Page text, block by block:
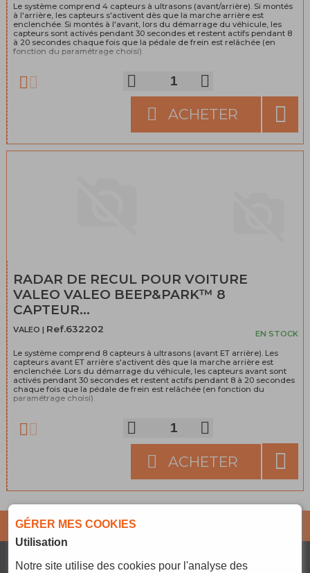
Le système comprend 4 capteurs à ultrasons (avant/arrière). Si montés
à l'arrière, les capteurs s'activent dès que la marche arrière est
enclenchée. Si montés à l'avant, lors du démarrage du véhicule, les
capteurs sont activés pendant 30 secondes et restent actifs pendant 8
à 20 secondes chaque fois que la pédale de frein est relâchée (en
fonction du paramétrage choisi).
ACHETER
RADAR DE RECUL POUR VOITURE
VALEO VALEO BEEP&PARK™ 8
CAPTEUR...
VALEO | Ref.632202 EN STOCK
Le système comprend 8 capteurs à ultrasons (avant ET arrière). Les
capteurs avant ET arrière s'activent dès que la marche arrière est
enclenchée. Lors du démarrage du véhicule, les capteurs avant sont
activés pendant 30 secondes et restent actifs pendant 8 à 20 secondes
chaque fois que la pédale de frein est relâchée (en fonction du
paramétrage choisi).
ACHETER
Abonnez-vous pour ne
rater aucune info !
GÉRER MES COOKIES
Utilisation
Notre site utilise des cookies pour l'analyse des